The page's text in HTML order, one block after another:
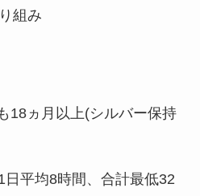
組み
18ヵ月以上(シルバー保持
平均8時間、合計最低32